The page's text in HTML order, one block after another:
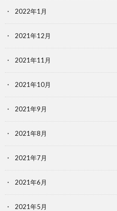
2022年1月
2021年12月
2021年11月
2021年10月
2021年9月
2021年8月
2021年7月
2021年6月
2021年5月